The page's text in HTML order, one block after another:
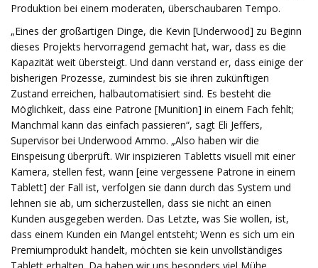
Produktion bei einem moderaten, überschaubaren Tempo.
„Eines der großartigen Dinge, die Kevin [Underwood] zu Beginn
dieses Projekts hervorragend gemacht hat, war, dass es die
Kapazität weit übersteigt. Und dann verstand er, dass einige der
bisherigen Prozesse, zumindest bis sie ihren zukünftigen
Zustand erreichen, halbautomatisiert sind. Es besteht die
Möglichkeit, dass eine Patrone [Munition] in einem Fach fehlt;
Manchmal kann das einfach passieren“, sagt Eli Jeffers,
Supervisor bei Underwood Ammo. „Also haben wir die
Einspeisung überprüft. Wir inspizieren Tabletts visuell mit einer
Kamera, stellen fest, wann [eine vergessene Patrone in einem
Tablett] der Fall ist, verfolgen sie dann durch das System und
lehnen sie ab, um sicherzustellen, dass sie nicht an einen
Kunden ausgegeben werden. Das Letzte, was Sie wollen, ist,
dass einem Kunden ein Mangel entsteht; Wenn es sich um ein
Premiumprodukt handelt, möchten sie kein unvollständiges